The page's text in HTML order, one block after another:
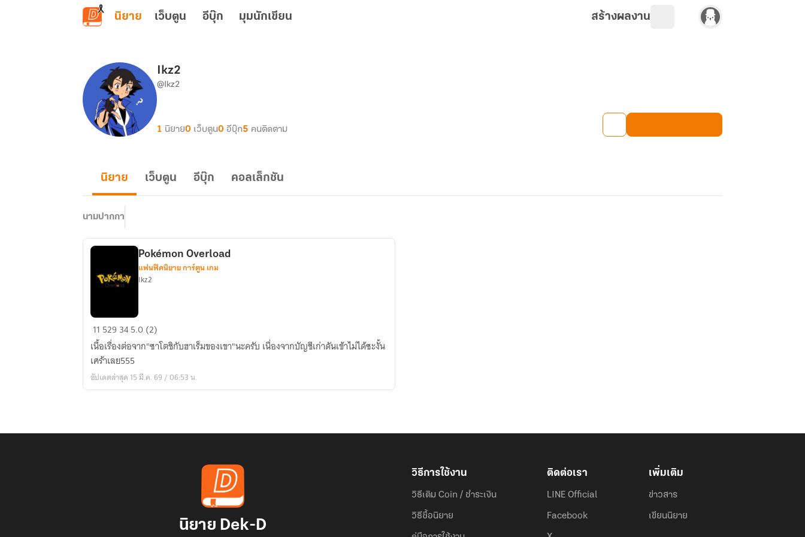
ข้ามไปยังเนื้อหาหลัก
นิยาย เว็บตูน อีบุ๊ก มุมนักเขียน สร้างผลงาน
Ikz2
@Ikz2
1 นิยาย0 เว็บตูน0 อีบุ๊ก5 คนติดตาม
นิยาย เว็บตูน อีบุ๊ก คอลเล็กชัน
นามปากกา
Pokémon
Overload
Pokémon Overload
แฟนฟิคนิยาย การ์ตูน เกม
Ikz2
11 529 345.0 (2)
เนื้อเรื่องต่อจาก"ซาโตชิกับฮาเร็มของเขา"นะครับ เนื่องจากบัญชีเก่าดันเข้าไม่ได้ซะงั้น
เศร้าเลย555
อัปเดตล่าสุด 15 มี.ค. 69 / 06:53 น.
นิยาย Dek-D
วิธีการใช้งาน
วิธีเติม Coin / ชำระเงิน
วิธีซื้อนิยาย
ติดต่อเรา
LINE Official
Facebook
เพิ่มเติม
ข่าวสาร
เขียนนิยาย